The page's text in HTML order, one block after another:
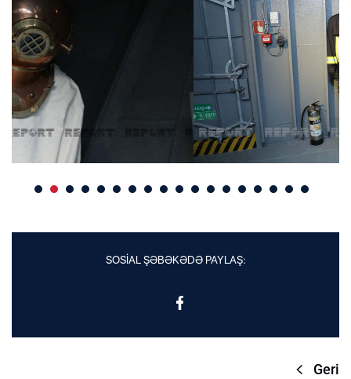
SOSİAL ŞƏBƏKƏDƏ PAYLAŞ:
Geri